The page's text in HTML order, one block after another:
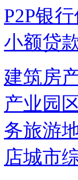
P2P银行
小额贷
建筑房
产业园
务旅游
店城市